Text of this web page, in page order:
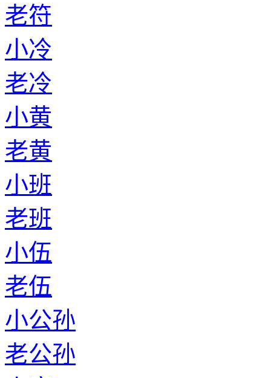
小庾
老庾
小权
老权
小邰
老邰
小皮
老皮
小亢
老亢
小吉